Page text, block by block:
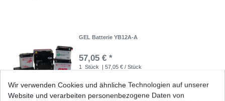
GEL Batterie YB12A-A
57,05 € *
1 Stück
| 57,05 € / Stück
Wir verwenden Cookies und ähnliche Technologien auf unserer
Website und verarbeiten personenbezogene Daten von